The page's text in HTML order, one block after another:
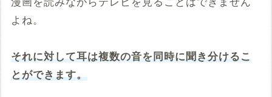
よね。
それに対して耳は複数の音を同時に聞き分けるこ
とができます。